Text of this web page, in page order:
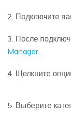
2. Подключите
3. После
Manager.
4. Щелкните
5. Выберите